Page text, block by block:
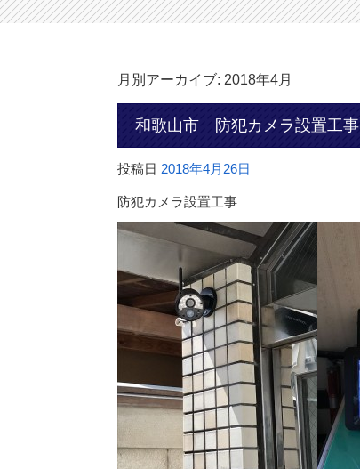
月別アーカイブ: 2018年4月
和歌山市 防犯カメラ設置工事
投稿日 2018年4月26日
防犯カメラ設置工事